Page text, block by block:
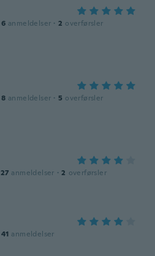
6 anmeldelser · 2 overførsler
8 anmeldelser · 5 overførsler
27 anmeldelser · 2 overførsler
41 anmeldelser